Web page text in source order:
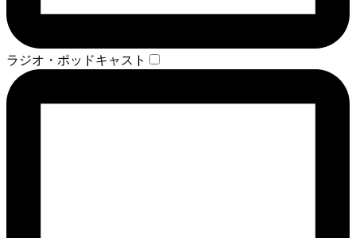
ラジオ・ポッドキャスト